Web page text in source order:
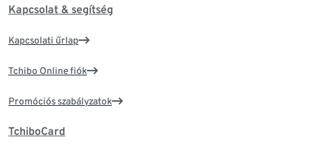
Kapcsolat & segítség
Kapcsolati űrlap
Tchibo Online fiók
Promóciós szabályzatok
TchiboCard